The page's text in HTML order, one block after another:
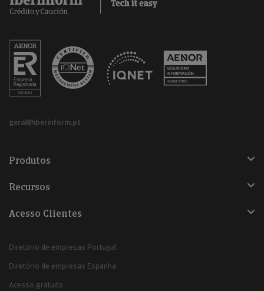
geral@iberinform.pt
Produtos
Recursos
Acesso Clientes
Diretório de empresas Portugal
Diretório de empresas Espanha
Acesso gratuito